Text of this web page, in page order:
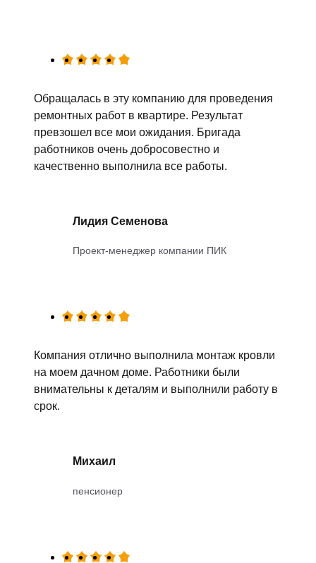
Обращалась в эту компанию для проведения
ремонтных работ в квартире. Результат
превзошел все мои ожидания. Бригада
работников очень добросовестно и
качественно выполнила все работы.
Лидия Семенова
Проект-менеджер компании ПИК
Компания отлично выполнила монтаж кровли
на моем дачном доме. Работники были
внимательны к деталям и выполнили работу в
срок.
Михаил
пенсионер